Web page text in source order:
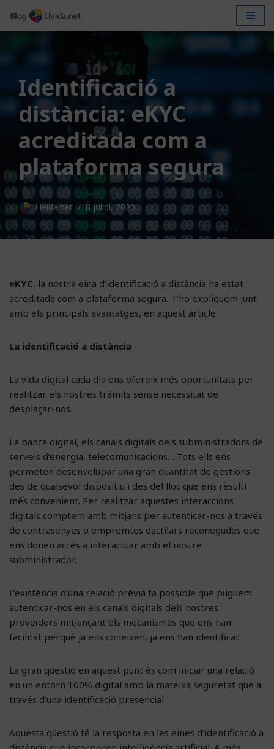
Vés
Identificació a
distància: eKYC
acreditada com a
plataforma segura
Lleida.net 8 juliol, 2020
eKYC, la nostra eina d’identificació a distància ha estat
acreditada com a plataforma segura. T’ho expliquem junt
amb els principals avantatges, en aquest article.
La identificació a distància
La vida digital cada dia ens ofereix més oportunitats per
realitzar els nostres tràmits sense necessitat de
desplaçar-nos.
La banca digital, els canals digitals dels subministradors de
serveis d’energia, telecomunicacions… Tots ells ens
permeten desenvolupar una gran quantitat de gestions
des de qualsevol dispositiu i des del lloc que ens resulti
més convenient. Per realitzar aquestes interaccions
digitals comptem amb mitjans per autenticar-nos a través
de contrasenyes o empremtes dactilars reconegudes que
ens donen accés a interactuar amb el nostre
subministrador.
L’existència d’una relació prèvia fa possible que puguem
autenticar-nos en els canals digitals dels nostres
proveïdors mitjançant els mecanismes que ens han
facilitat perquè ja ens coneixen, ja ens han identificat.
La gran qüestió en aquest punt és com iniciar una relació
en un entorn 100% digital amb la mateixa seguretat que a
través d’una identificació presencial.
Aquesta qüestió té la resposta en les eines d’identificació a